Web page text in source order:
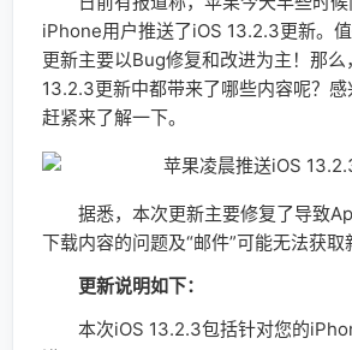
iPhone用户推送了iOS 13.2.3更新。
更新主要以Bug修复和改进为主！那么
13.2.3更新中都带来了哪些内容呢？
赶紧来了解一下。
据悉，本次更新主要修复了导致
下载内容的问题及“邮件”可能无法获取
更新说明如下：
本次iOS 13.2.3包括针对您的